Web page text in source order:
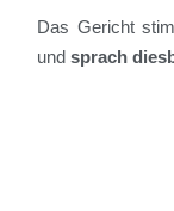
Das Gericht
undsprach